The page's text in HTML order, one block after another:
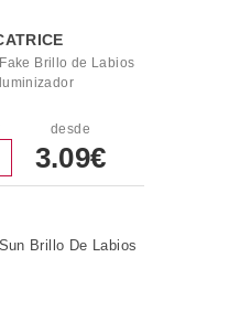
Brillo de Labios
desde
3.09€